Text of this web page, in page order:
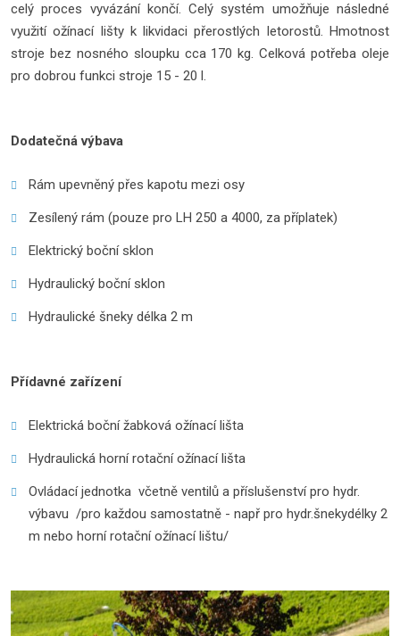
celý proces vyvázání končí. Celý systém umožňuje následné
využití ožínací lišty k likvidaci přerostlých letorostů. Hmotnost
stroje bez nosného sloupku cca 170 kg. Celková potřeba oleje
pro dobrou funkci stroje 15 - 20 l.
Dodatečná výbava
Rám upevněný přes kapotu mezi osy
Zesílený rám (pouze pro LH 250 a 4000, za příplatek)
Elektrický boční sklon
Hydraulický boční sklon
Hydraulické šneky délka 2 m
Přídavné zařízení
Elektrická boční žabková ožínací lišta
Hydraulická horní rotační ožínací lišta
Ovládací jednotka včetně ventilů a příslušenství pro hydr.
výbavu /pro každou samostatně - např pro hydr.šnekydélky 2
m nebo horní rotační ožínací lištu/